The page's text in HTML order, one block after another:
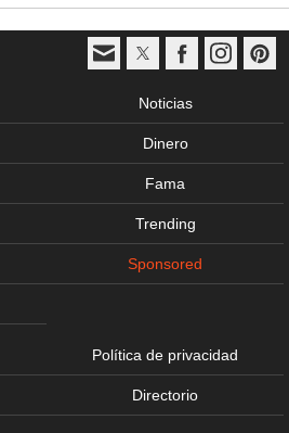
Noticias
Dinero
Fama
Trending
Sponsored
Política de privacidad
Directorio